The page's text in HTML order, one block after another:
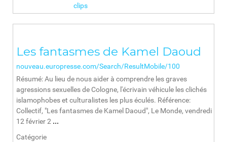
clips
Les fantasmes de Kamel Daoud
nouveau.europresse.com/Search/ResultMobile/100
Résumé: Au lieu de nous aider à comprendre les graves
agressions sexuelles de Cologne, l'écrivain véhicule les clichés
islamophobes et culturalistes les plus éculés. Référence:
Collectif, "Les fantasmes de Kamel Daoud", Le Monde, vendredi
12 février 2 ...
Catégorie